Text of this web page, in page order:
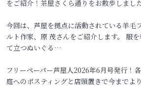
をご紹介！茶屋さくら通りをお散歩しまし
今回は、芦屋を拠点に活動されている羊毛
ルト作家、原 茂さんをご紹介します。 服を
て立つぬいぐる…
フリーペーパー芦屋人2026年6月号発行！
庭へのポスティングと店頭置きで今までよ